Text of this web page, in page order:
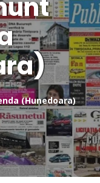
(Hunedoara)